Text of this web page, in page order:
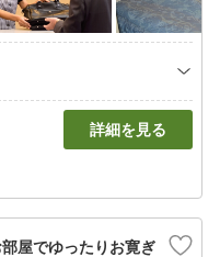
詳細を見る
屋でゆったりお寛ぎ